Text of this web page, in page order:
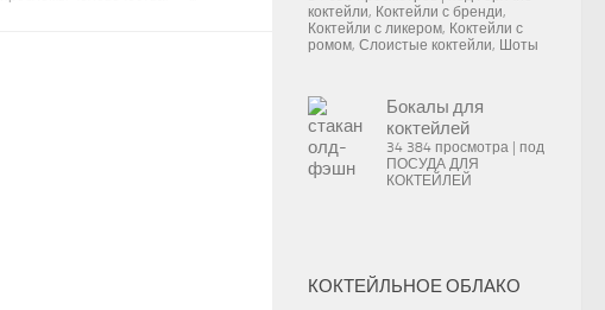
коктейли, Коктейли с бренди,
Коктейли с ликером, Коктейли с
ромом, Слоистые коктейли, Шоты
Бокалы для
коктейлей
34 384 просмотра
под
ПОСУДА ДЛЯ
КОКТЕЙЛЕЙ
КОКТЕЙЛЬНОЕ ОБЛАКО